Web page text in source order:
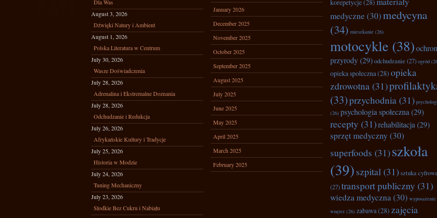
Dla Was
August 3, 2026
Dźwięki Natury i Ambient
August 1, 2026
Polska Literatura w Centrum
July 30, 2026
Wasze Doświadczenia
July 28, 2026
Adrenalina i Ekstremalne Doznania
July 28, 2026
Odchudzanie i Redukcja
July 26, 2026
Afrykańskie Kultury i Tradycje
July 25, 2026
Historia w Modzie
July 24, 2026
Tuning Mechaniczny
July 23, 2026
Słodkie Bez Cukru i Nabiału
January 2026
December 2025
November 2025
October 2025
September 2025
August 2025
July 2025
June 2025
May 2025
April 2025
March 2025
February 2025
korepetycje(28)
medyczne (30)medycyna
(34) mieszkanie (26)
motocykle (38)
przyrody(29)odchudzanie (27) ogród
opieka społeczna(28) opieka
zdrowotna (31)
(33)przychodnia (31)
(26) psychologia społeczna(29)
recepty (31)rehabilitacja(29)
sprzęt medyczny (30)
superfoods (31)szkoła
(39)szpital (31)sztuka
(27)transport publiczny (31)
wiedza medyczna(30) wyposażenie
wnętrz (26) zabawa(28) zajęcia